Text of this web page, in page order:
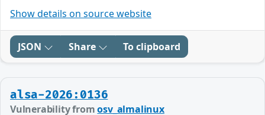
Show details on source website
JSON Share To clipboard
alsa-2026:0136
Vulnerability fromosv_almalinux